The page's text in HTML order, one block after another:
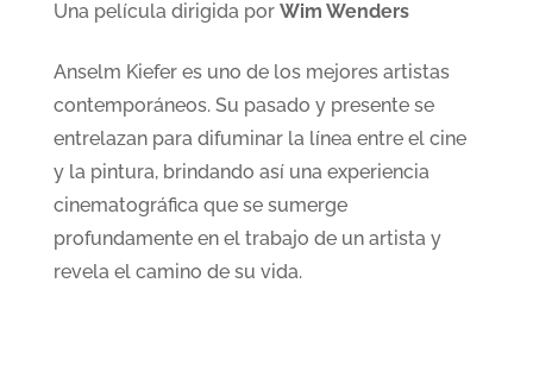
Una película dirigida por Wim Wenders
Anselm Kiefer es uno de los mejores artistas
contemporáneos. Su pasado y presente se
entrelazan para difuminar la línea entre el cine
y la pintura, brindando así una experiencia
cinematográfica que se sumerge
profundamente en el trabajo de un artista y
revela el camino de su vida.